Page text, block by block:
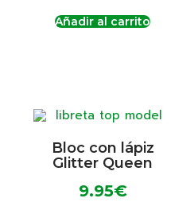
Añadir al carrito
Bloc con lápiz
Glitter Queen
9.95€